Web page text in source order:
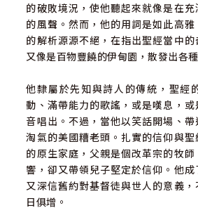
的破敗境況，使他聽起來就像是在
的風聲。然而，他的用詞是如此高
的解析源源不絕，在指出聖經當中
又像是百物豐饒的伊甸園，散發出各
他隸屬於先知與詩人的傳統，聖經
動、滿帶能力的歌謠，或是嘆息，
音唱出。不過，當他以笑話開場、
淘氣的美國糟老頭。扎實的信仰與
的原生家庭，父親是個改革宗的牧
響，卻又帶領兒子堅定於信仰。他
又深信舊約對基督徒與世人的意義
日俱增。